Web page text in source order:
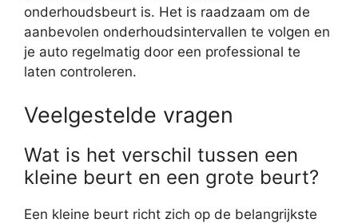
onderhoudsbeurt is. Het is raadzaam om de
aanbevolen onderhoudsintervallen te volgen en
je auto regelmatig door een professional te
laten controleren.
Veelgestelde vragen
Wat is het verschil tussen een
kleine beurt en een grote beurt?
Een kleine beurt richt zich op de belangrijkste